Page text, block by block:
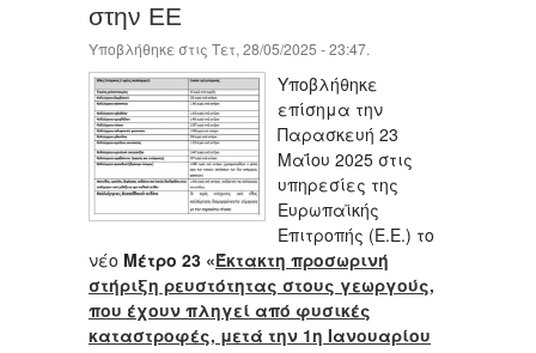
στην ΕΕ
Υποβλήθηκε στις Τετ, 28/05/2025 - 23:47.
Υποβλήθηκε
επίσημα την
Παρασκευή 23
Μαΐου 2025 στις
υπηρεσίες της
Ευρωπαϊκής
Επιτροπής (Ε.Ε.) το
νέο Μέτρο 23 «Έκτακτη προσωρινή
στήριξη ρευστότητας στους γεωργούς,
που έχουν πληγεί από φυσικές
καταστροφές, μετά την 1η Ιανουαρίου